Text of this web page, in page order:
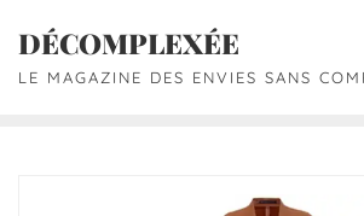
DÉCOMPLEXÉE
LE MAGAZINE DES ENVIES SANS